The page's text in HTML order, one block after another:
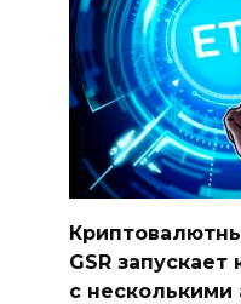
GSR
с несколькими